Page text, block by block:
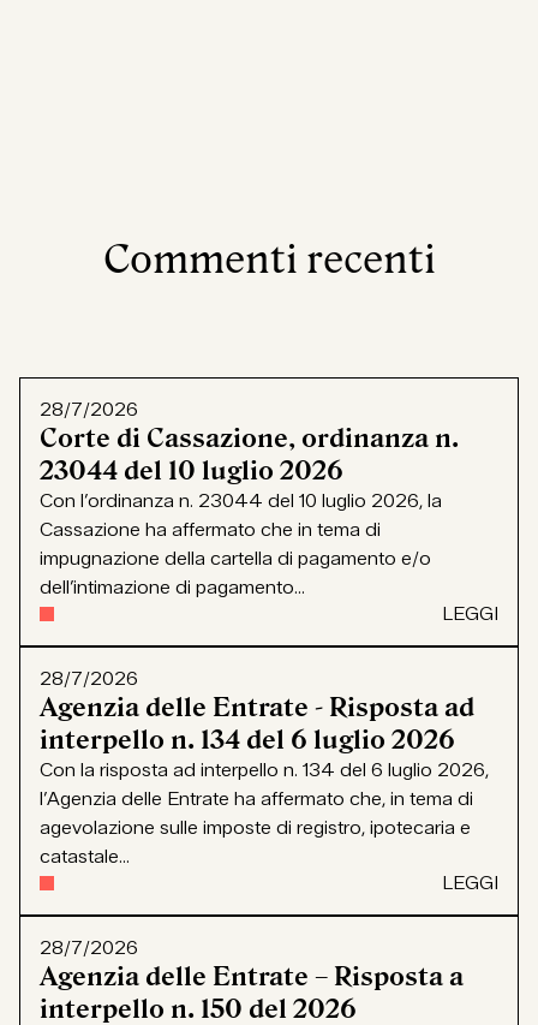
Commenti recenti
28/7/2026
Corte di Cassazione, ordinanza n.
23044 del 10 luglio 2026
Con l’ordinanza n. 23044 del 10 luglio 2026, la
Cassazione ha affermato che in tema di
impugnazione della cartella di pagamento e/o
dell’intimazione di pagamento...
LEGGI
28/7/2026
Agenzia delle Entrate - Risposta ad
interpello n. 134 del 6 luglio 2026
Con la risposta ad interpello n. 134 del 6 luglio 2026,
l’Agenzia delle Entrate ha affermato che, in tema di
agevolazione sulle imposte di registro, ipotecaria e
catastale...
LEGGI
28/7/2026
Agenzia delle Entrate – Risposta a
interpello n. 150 del 2026